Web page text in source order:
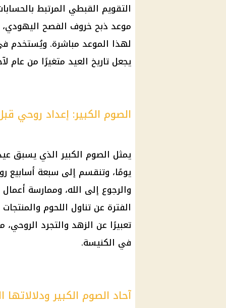
التقويم القبطي المرتبط
موعد ذبح خروف الفصح اليهودي،
لهذا الموعد مباشرة. ويُستخدم
يجعل تاريخ العيد متغيرًا من عام
الصوم الكبير: إعداد روحي
يمثل الصوم الكبيرالذي يسبق
يومًا، وتنقسم إلى سبعة أسابيع
والرجوع إلى الله، وممارسة
الفترة عن تناول اللحوم
تعبيرًا عن الزهد والتجرد
في الكنيسة.
آحاد الصوم الكبير ودلالاتها